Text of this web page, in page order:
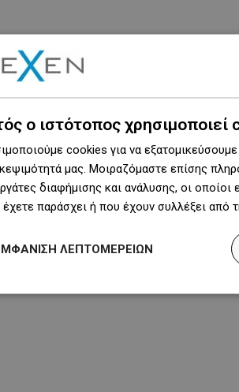
ο ιστότοπος χρησιμοποιεί
cookies για να
μας. Μοιραζόμαστε επίσης
διαφήμισης και ανάλυσης, οι
έχετε παράσχει ή που έχουν συλλέξει
ΛΕΠΤΟΜΕΡΕΙΏΝ